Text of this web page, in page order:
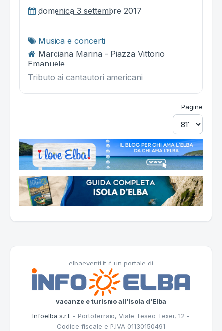
domenica 3 settembre 2017
Musica e concerti
Marciana Marina - Piazza Vittorio
Emanuele
Tributo ai cantautori americani
Pagine
elbaeventi.it è un portale di
vacanze e turismo all'Isola d'Elba
Infoelba s.r.l. - Portoferraio, Viale Teseo Tesei, 12 -
Codice fiscale e P.IVA 01130150491